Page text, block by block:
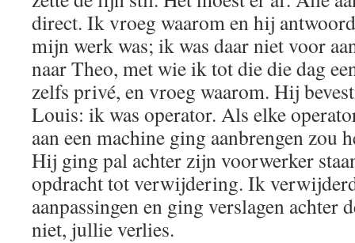
direct. Ik vroeg waarom en hij
mijn werk was; ik was daar niet voor
naar Theo, met wie ik tot die die dag
zelfs privé, en vroeg waarom. Hij
Louis: ik was operator. Als elke
aan een machine ging aanbrengen zou
Hij ging pal achter zijn voorwerker
opdracht tot verwijdering. Ik
aanpassingen en ging verslagen achter
niet, jullie verlies.